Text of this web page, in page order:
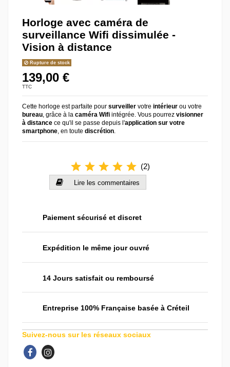
Horloge avec caméra de
surveillance Wifi dissimulée -
Vision à distance
Rupture de stock
139,00 €
TTC
Cette horloge est parfaite pour surveiller votre intérieur ou votre
bureau, grâce à la caméra Wifi intégrée. Vous pourrez visionner
à distance ce qu'il se passe depuis l'application sur votre
smartphone, en toute discrétion.
star star star star star (2)
Lire les commentaires
Paiement sécurisé et discret
Expédition le même jour ouvré
14 Jours satisfait ou remboursé
Entreprise 100% Française basée à Créteil
Suivez-nous sur les réseaux sociaux